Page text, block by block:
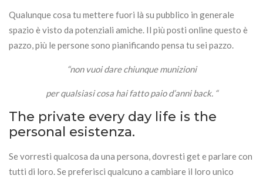
Qualunque cosa tu mettere fuori là su pubblico in generale
spazio è visto da potenziali amiche. Il più posti online questo è
pazzo, più le persone sono pianificando pensa tu sei pazzo.
“non vuoi dare chiunque munizioni
per qualsiasi cosa hai fatto paio d’anni back. “
The private every day life is the
personal esistenza.
Se vorresti qualcosa da una persona, dovresti get e parlare con
tutti di loro. Se preferisci qualcuno a cambiare il loro unico